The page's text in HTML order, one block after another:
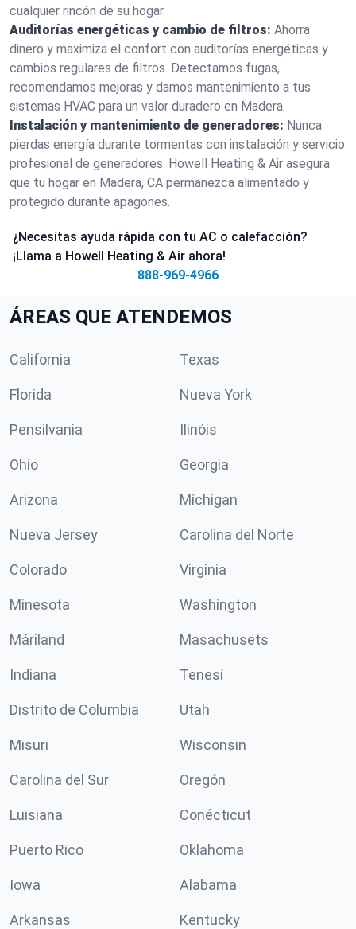
cualquier rincón de su hogar.
Auditorías energéticas y cambio de filtros: Ahorra
dinero y maximiza el confort con auditorías energéticas y
cambios regulares de filtros. Detectamos fugas,
recomendamos mejoras y damos mantenimiento a tus
sistemas HVAC para un valor duradero en Madera.
Instalación y mantenimiento de generadores: Nunca
pierdas energía durante tormentas con instalación y servicio
profesional de generadores. Howell Heating & Air asegura
que tu hogar en Madera, CA permanezca alimentado y
protegido durante apagones.
¿Necesitas ayuda rápida con tu AC o calefacción?
¡Llama a Howell Heating & Air ahora!
888-969-4966
ÁREAS QUE ATENDEMOS
California Texas
Florida Nueva York
Pensilvania Ilinóis
Ohio Georgia
Arizona Míchigan
Nueva Jersey Carolina del Norte
Colorado Virginia
Minesota Washington
Máriland Masachusets
Indiana Tenesí
Distrito de Columbia Utah
Misuri Wisconsin
Carolina del Sur Oregón
Luisiana Conécticut
Puerto Rico Oklahoma
Iowa Alabama
Arkansas Kentucky